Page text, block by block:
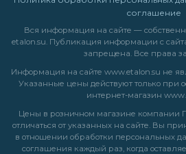
соглашение
Вся информация на сайте —
etalon.su. Публикация информации с
запрещена. Все права
Информация на сайте www.etalon.su не
Указанные цены действуют только при
интернет-магазин
Цены в розничном магазине компании
отличаться от указанных на сайте. Вы
в отношении обработки персональных
соглашения каждый раз, когда